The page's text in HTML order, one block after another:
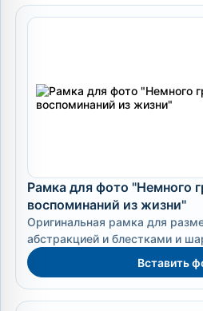
Рамка для фото "Немного
воспоминаний из жизни"
Оригинальная рамка для
абстракцией и блестками и
Вставить